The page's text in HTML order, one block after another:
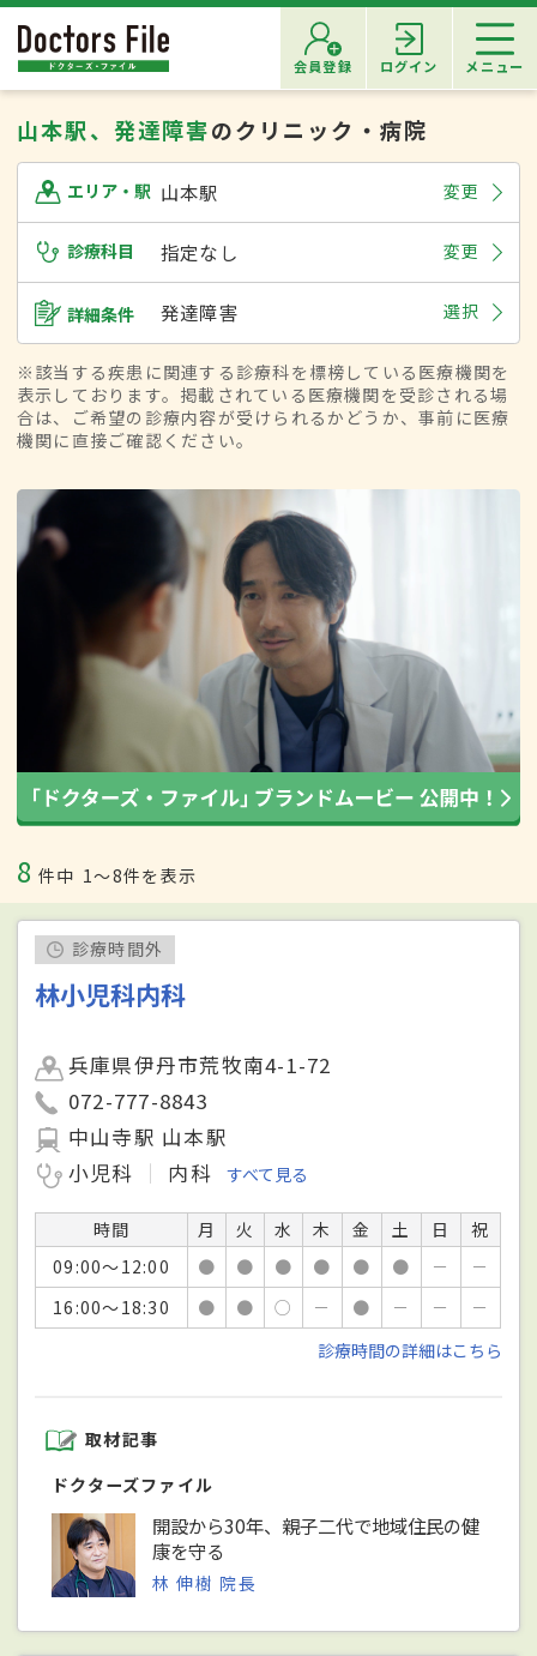
会員登録 ログイン メニュー
山本駅、発達障害のクリニック・病院
エリア・駅 山本駅 変更
診療科目 指定なし 変更
詳細条件 発達障害 選択
※該当する疾患に関連する診療科を標榜している医療機関を
表示しております。掲載されている医療機関を受診される場
合は、ご希望の診療内容が受けられるかどうか、事前に医療
機関に直接ご確認ください。
8 件中 1〜8件を表示
診療時間外
林小児科内科
兵庫県伊丹市荒牧南4-1-72
072-777-8843
中山寺駅 山本駅
小児科
内科 すべて見る
時間 月 火 水 木 金 土 日
祝
09:00～12:00
● ● ● ● ● ● －
－
16:00～18:30
● ● ○ － ● － －
－
診療時間の詳細はこちら
取材記事
ドクターズファイル
開設から30年、親子二代で地域住民の健
康を守る
林 伸樹 院長